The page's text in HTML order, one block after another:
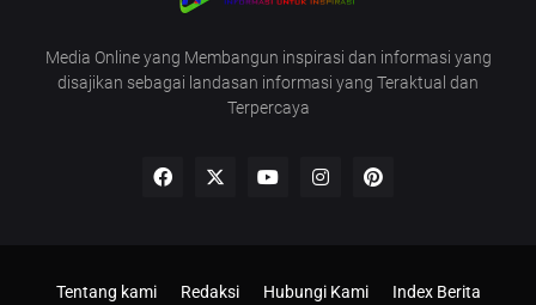
Media Online yang Membangun inspirasi dan informasi yang
disajikan sebagai landasan informasi yang Teraktual dan
Terpercaya
Tentang kami Redaksi Hubungi Kami Index Berita